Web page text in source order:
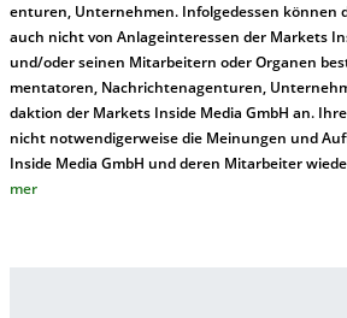
en­tur­en, Un­ter­neh­men. In­fol­ge­des­sen kön­nen
auch nicht von An­la­ge­in­te­res­sen der Mar­kets
und/oder sei­nen Mit­ar­bei­tern oder Or­ga­nen
men­ta­tor­en, Nach­rich­ten­ag­en­tur­en,
dak­tion der Mar­kets In­side Me­dia GmbH an.
nicht not­wen­di­ger­wei­se die Mei­nung­en und
In­side Me­dia GmbH und de­ren Mit­ar­bei­ter
mer